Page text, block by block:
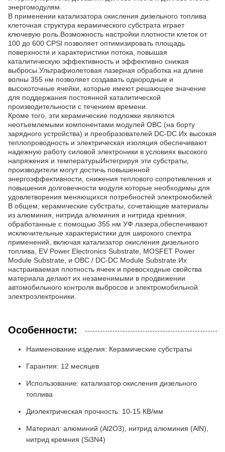
энергомодулям.
В применении катализатора окисления дизельного топлива
клеточная структура керамического субстрата играет
ключевую роль.Возможность настройки плотности клеток от
100 до 600 CPSI позволяет оптимизировать площадь
поверхности и характеристики потока, повышая
каталитическую эффективность и эффективно снижая
выбросы.Ультрафиолетовая лазерная обработка на длине
волны 355 нм позволяет создавать однородные и
высокоточные ячейки, которые имеют решающее значение
для поддержания постоянной каталитической
производительности с течением времени.
Кроме того, эти керамические подложки являются
неотъемлемыми компонентами модулей OBC (на борту
зарядного устройства) и преобразователей DC-DC.Их высокая
теплопроводность и электрическая изоляция обеспечивают
надежную работу силовой электроники в условиях высокого
напряжения и температурыИнтегрируя эти субстраты,
производители могут достичь повышенной
энергоэффективности, снижения теплового сопротивления и
повышения долговечности модуля.которые необходимы для
удовлетворения меняющихся потребностей электромобилей.
В общем, керамические субстраты, сочетающие материалы
из алюминия, нитрида алюминия и нитрида кремния,
обработанные с помощью 355 нм УФ лазера,обеспечивают
исключительные характеристики для широкого спектра
применений, включая катализатор окисления дизельного
топлива, EV Power Electronics Substrate, MOSFET Power
Module Substrate, и OBC / DC-DC Module Substrate.Их
настраиваемая плотность ячеек и превосходные свойства
материала делают их незаменимыми в продвижении
автомобильного контроля выбросов и электромобильной
электроэлектроники.
Особенности:
Наименование изделия: Керамические субстраты
Гарантия: 12 месяцев
Использование: катализатор окисления дизельного
топлива
Диэлектрическая прочность: 10-15 КВ/мм
Материал: алюминий (Al2O3), нитрид алюминия (AlN),
нитрид кремния (Si3N4)